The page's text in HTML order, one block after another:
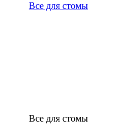
Все для стомы
Все для стомы